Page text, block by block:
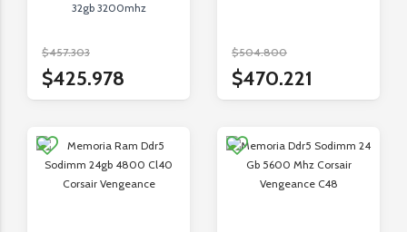
32gb 3200mhz
$457.303
$425.978
$504.800
$470.221